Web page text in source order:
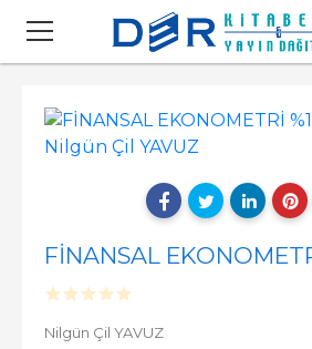
FİNANSAL
Nilgün Çil YAVUZ